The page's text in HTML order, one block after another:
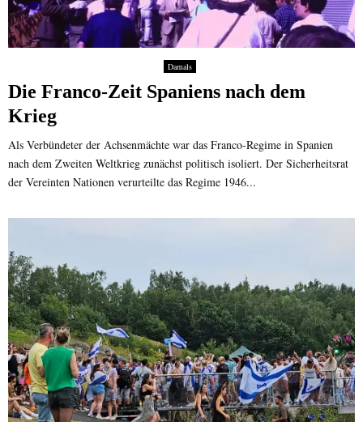
Damals
Die Franco-Zeit Spaniens nach dem
Krieg
Als Verbündeter der Achsenmächte war das Franco-Regime in Spanien
nach dem Zweiten Weltkrieg zunächst politisch isoliert. Der Sicherheitsrat
der Vereinten Nationen verurteilte das Regime 1946...